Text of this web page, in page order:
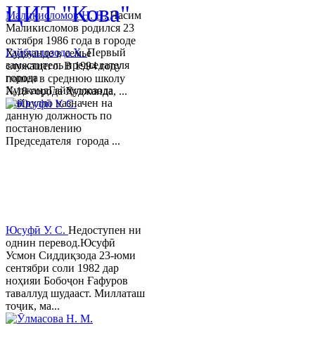
Гайбуллозода Х.Первый
заместитель председателя
города
ХуджандГайбуллозода
Хайрулло назначен на
данную должность по
постановлению
Председателя города ...
Маликисломов Н. Н.Насим
Маликисломов родился 23
октября 1986 года в городе
Худжанде в семье
служащего. В 1994 году
пошел в среднюю школу
№18 города Худжанда, ...
Юсуфӣ У. C. Недоступен ни
однин перевод.Юсуфӣ
Усмон Сиддиқзода 23-юми
сентябри соли 1982 дар
ноҳияи Бобоҷон Ғафуров
таваллуд шудааст. Миллаташ
тоҷик, ма...
ЦИТ "Кова"